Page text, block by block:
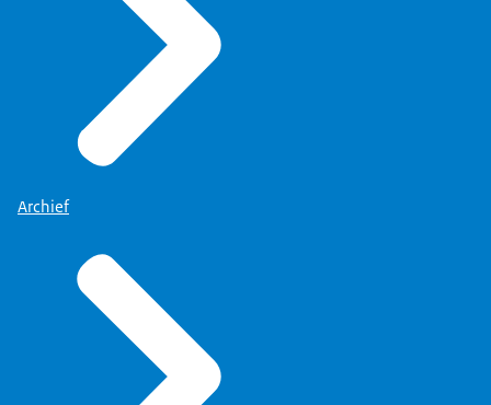
vind nog steeds dat Hans Hoogervorst
daar credits voor verdient. Hij heeft
geen raad van toezicht boven die ZBO
gezet. Dat vonden een heleboel
mensen vreemd. Ik heb daar hard voor
Succes heeft vele vaders. Hans en ik
hebben het daar over gehad en vonden
dit goed. Ik wilde niet iets hebben
tussen de minister en het apparaat.
Archief